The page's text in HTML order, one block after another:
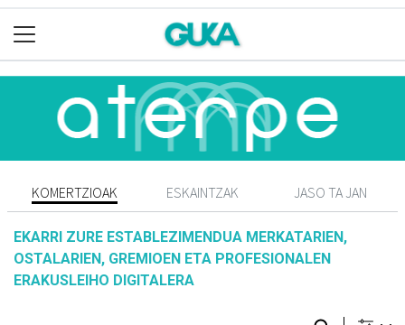
KOMERTZIOAK ESKAINTZAK JASO TA JAN
EKARRI ZURE ESTABLEZIMENDUA MERKATARIEN,
OSTALARIEN, GREMIOEN ETA PROFESIONALEN
ERAKUSLEIHO DIGITALERA